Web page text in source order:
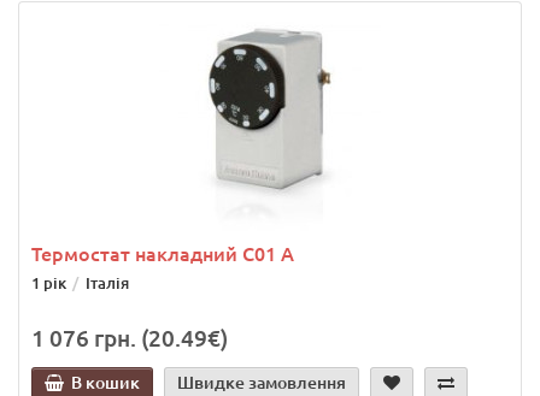
Термостат накладний C01 A
1 рік Італія
1 076 грн. (20.49€)
В кошик Швидке замовлення